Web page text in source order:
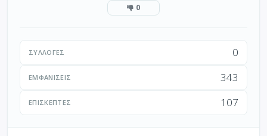
0
ΣΥΛΛΟΓΈΣ 0
ΕΜΦΑΝΊΣΕΙΣ 343
ΕΠΙΣΚΈΠΤΕΣ 107